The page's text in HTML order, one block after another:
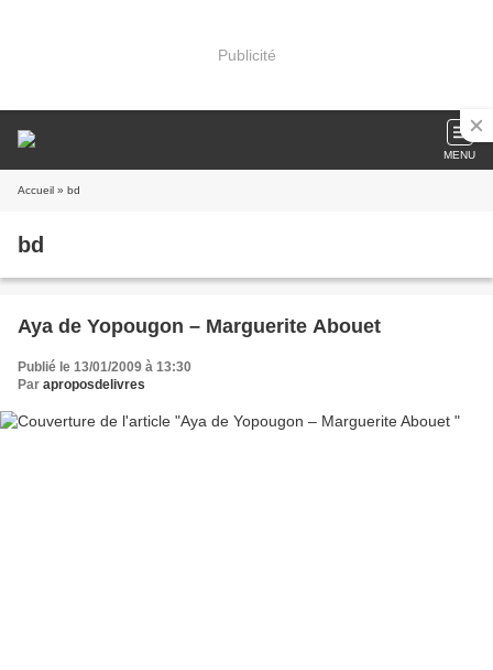
Publicité
MENU
Accueil » bd
bd
Aya de Yopougon – Marguerite Abouet
Publié le 13/01/2009 à 13:30
Par aproposdelivres